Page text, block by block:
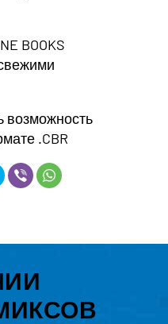
BOOKS
возможность
.CBR